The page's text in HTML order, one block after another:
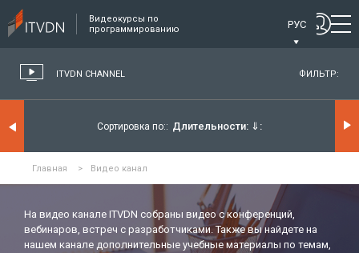
Видеокурсы по
программированию
РУС
ITVDN CHANNEL ФИЛЬТР:
Сортировка по: Длительности: ⇓
Главная > Видео канал
На видео канале ITVDN собраны видео с конференций,
вебинаров, встреч с разработчиками. Также вы найдете на
нашем канале дополнительные учебные материалы по темам,